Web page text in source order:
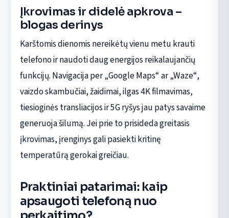
Įkrovimas ir didelė apkrova –
blogas derinys
Karštomis dienomis nereikėtų vienu metu krauti
telefono ir naudoti daug energijos reikalaujančių
funkcijų. Navigacija per „Google Maps“ ar „Waze“,
vaizdo skambučiai, žaidimai, ilgas 4K filmavimas,
tiesioginės transliacijos ir 5G ryšys jau patys savaime
generuoja šilumą. Jei prie to prisideda greitasis
įkrovimas, įrenginys gali pasiekti kritinę
temperatūrą gerokai greičiau.
Praktiniai patarimai: kaip
apsaugoti telefoną nuo